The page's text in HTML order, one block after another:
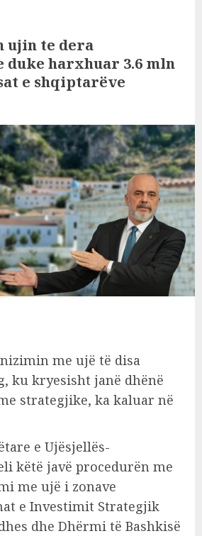
ujin te dera
harxhuar 3.6 mln
e shqiptarëve
me ujë të disa
ku kryesisht janë dhënë
strategjike, ka kaluar në
e Ujësjellës-
këtë javë procedurën me
me ujë i zonave
e Investimit Strategjik
dhe Dhërmi të Bashkisë